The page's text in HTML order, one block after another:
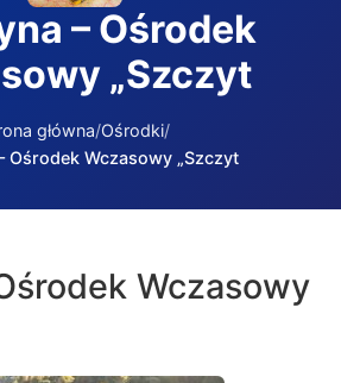
– Ośrodek
„Szczyt
główna Ośrodki
Ośrodek Wczasowy „Szczyt
Wczasowy